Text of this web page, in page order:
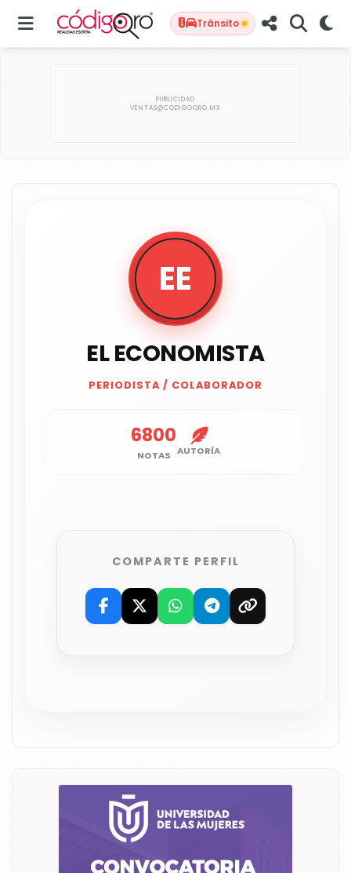
Tránsito
EE
EL ECONOMISTA
PERIODISTA / COLABORADOR
6800
NOTAS AUTORÍA
COMPARTE PERFIL